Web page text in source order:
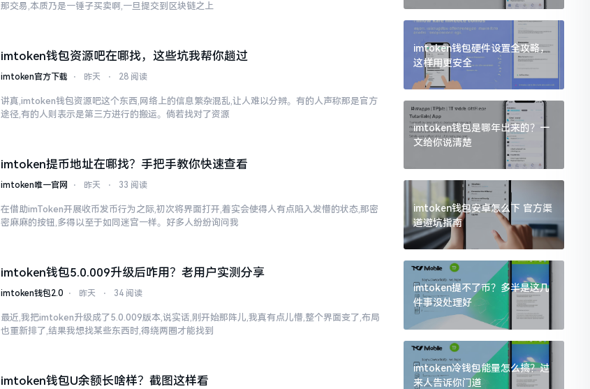
那交易,本质乃是一锤子买卖啊,一旦提交到区块链之上
imtoken钱包资源吧在哪找，这些坑我帮你趟过
imtoken官方下载 ⋅ 昨天 ⋅ 28 阅读
讲真,imtoken钱包资源吧这个东西,网络上的信息繁杂混乱,让人难以分辨。有的人声称那是官方
途径,有的人则表示是第三方进行的搬运。倘若找对了资源
imtoken提币地址在哪找？手把手教你快速查看
imtoken唯一官网 ⋅ 昨天 ⋅ 33 阅读
在借助imToken开展收币发币行为之际,初次将界面打开,着实会使得人有点陷入发懵的状态,那密
密麻麻的按钮,多得以至于如同迷宫一样。好多人纷纷询问我
imtoken钱包5.0.009升级后咋用？老用户实测分享
imtoken钱包2.0 ⋅ 昨天 ⋅ 34 阅读
最近,我把imtoken升级成了5.0.009版本,说实话,刚开始那阵儿,我真有点儿懵,整个界面变了,布局
也重新排了,结果我想找某些东西时,得绕两圈才能找到
imtoken钱包U余额长啥样？截图这样看
imtoken钱包硬件设置全攻略，
这样用更安全
imtoken钱包是哪年出来的？一
文给你说清楚
imtoken钱包安卓怎么下 官方渠
道避坑指南
imtoken提不了币？多半是这几
件事没处理好
imtoken冷钱包能量怎么搞？过
来人告诉你门道